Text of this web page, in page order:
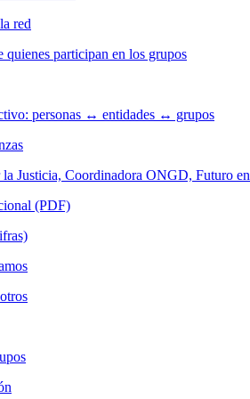
red
quienes participan en los grupos
personas ↔ entidades ↔ grupos
la Justicia, Coordinadora ONGD, Futuro
(PDF)